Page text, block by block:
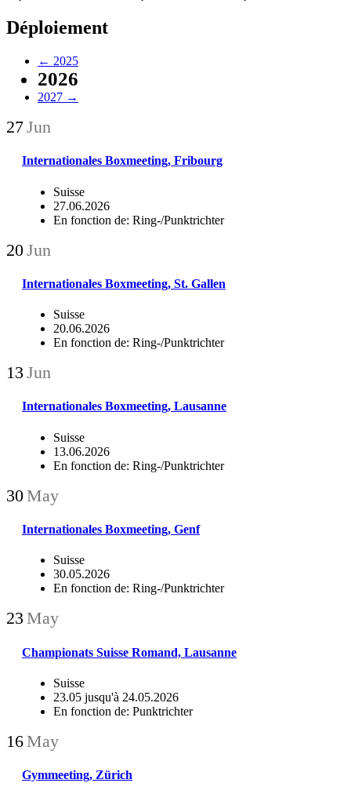
Déploiement
← 2025
2026
2027 →
27Jun
Internationales Boxmeeting, Fribourg
Suisse
27.06.2026
En fonction de: Ring-/Punktrichter
20Jun
Internationales Boxmeeting, St. Gallen
Suisse
20.06.2026
En fonction de: Ring-/Punktrichter
13 Jun
Internationales Boxmeeting, Lausanne
Suisse
13.06.2026
En fonction de: Ring-/Punktrichter
30May
Internationales Boxmeeting, Genf
Suisse
30.05.2026
En fonction de: Ring-/Punktrichter
23 May
Championats Suisse Romand, Lausanne
Suisse
23.05 jusqu'à 24.05.2026
En fonction de: Punktrichter
16May
Gymmeeting, Zürich